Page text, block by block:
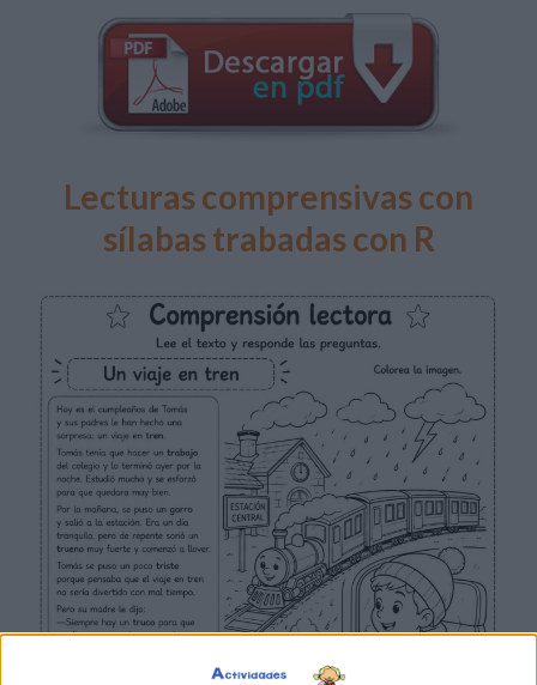
Lecturas comprensivas con
sílabas trabadas con R